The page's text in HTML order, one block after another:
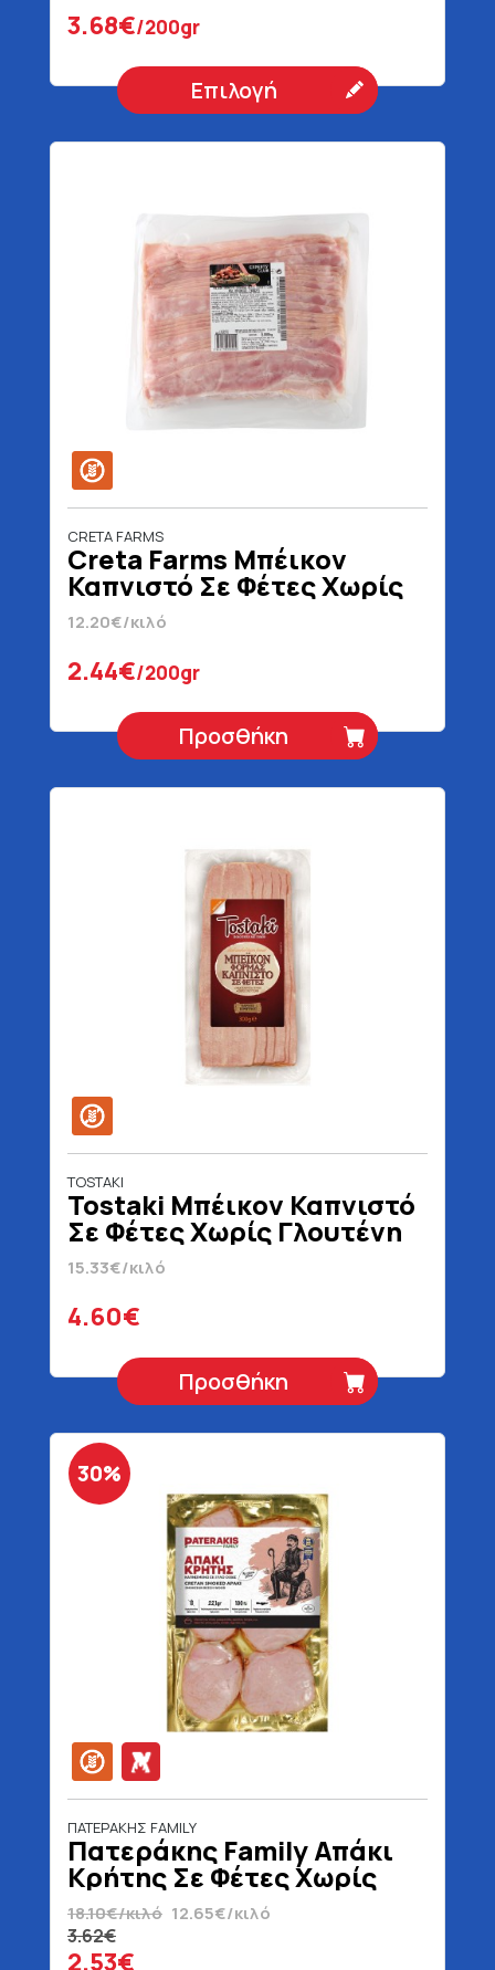
3.68€/200gr
Επιλογή
CRETA FARMS
Creta Farms Μπέικον
Καπνιστό Σε Φέτες Χωρίς
Γλουτένη
12.20€/κιλό
2.44€/200gr
Προσθήκη
TOSTAKI
Tostaki Μπέικον Καπνιστό
Σε Φέτες Χωρίς Γλουτένη
300 gr
15.33€/κιλό
4.60€
Προσθήκη
30%
ΠΑΤΕΡΑΚΗΣ FAMILY
Πατεράκης Family Απάκι
Κρήτης Σε Φέτες Χωρίς
Γλουτένη 200 gr
18.10€/κιλό 12.65€/κιλό
3.62€
2.53€